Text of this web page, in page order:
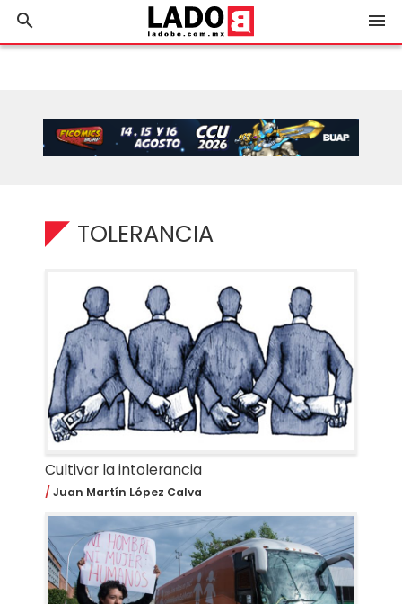
search menu
TOLERANCIA
Cultivar la intolerancia
Juan Martín López Calva